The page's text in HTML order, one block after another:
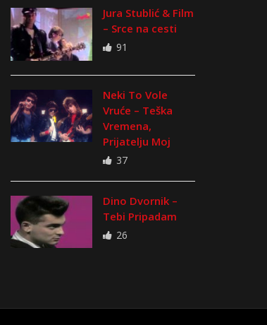
Jura Stublić & Film
– Srce na cesti
91
Neki To Vole
Vruće – Teška
Vremena,
Prijatelju Moj
37
Dino Dvornik –
Tebi Pripadam
26